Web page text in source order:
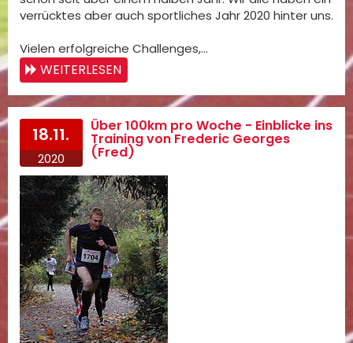
verrücktes aber auch sportliches Jahr 2020 hinter uns.
Vielen erfolgreiche Challenges,…
WEITERLESEN
18.11.
2020
Über 100km pro Woche - Einblicke ins
Training von Frederic Georges
(Fred)